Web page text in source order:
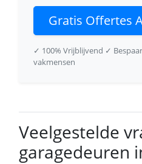
Gratis Offertes
✓ 100% Vrijblijvend ✓
vakmensen
Veelgestelde
garagedeuren